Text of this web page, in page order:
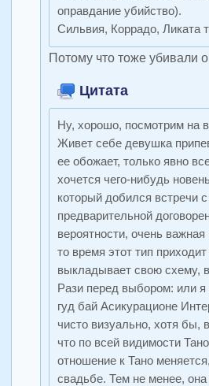
оправдание убийство).
Сильвия, Коррадо, Ликата
Потому что тоже убивали
Цитата
Ну, хорошо, посмотрим на
Живет себе девушка
ее обожает, только явно
хочется чего-нибудь
который добился встречи
предварительной
вероятности, очень
то время этот тип
выкладывает свою схему,
Рази перед выбором: или
гуд бай Асикурационе
чисто визуально, хотя бы,
что по всей видимости
отношение к Тано
свадьбе. Тем не менее, она